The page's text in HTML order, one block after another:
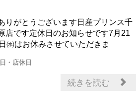
りがとうございます日産プリンス千
です定休日のお知らせです7月21
㈬はお休みさせていただきま
・店休日
続きを読む